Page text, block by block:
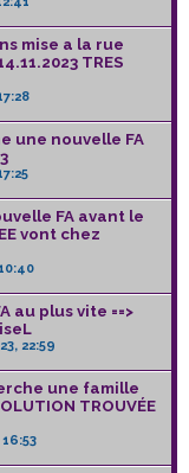
mise a la rue
TRES
une nouvelle FA
FA avant le
vont chez
au plus vite ==>
22:59
une famille
TROUVÉE
16:53